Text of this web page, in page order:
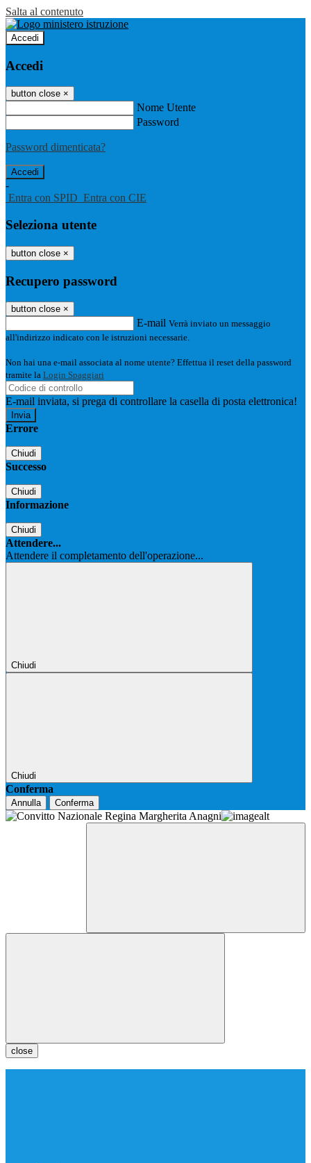
Salta al contenuto
Accedi
Accedi
button close ×
Nome Utente
Password
Password dimenticata?
-
Entra con SPID Entra con CIE
Seleziona utente
button close ×
Recupero password
button close ×
E-mail Verrà inviato un messaggio
all'indirizzo indicato con le istruzioni necessarie.
Non hai una e-mail associata al nome utente? Effettua il reset della password
tramite la Login Spaggiari
E-mail inviata, si prega di controllare la casella di posta elettronica!
Errore
Chiudi
Successo
Chiudi
Informazione
Chiudi
Attendere...
Attendere il completamento dell'operazione...
Chiudi
Chiudi
Conferma
Annulla Conferma
close